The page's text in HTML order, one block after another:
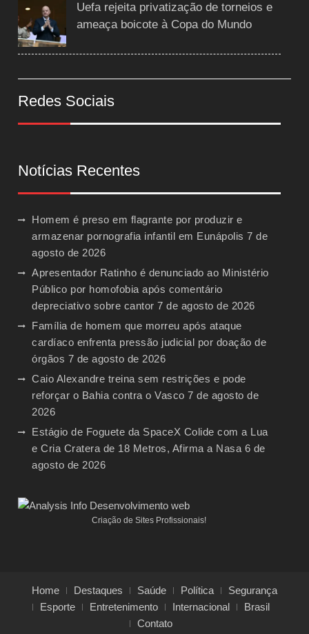
Uefa rejeita privatização de torneios e
ameaça boicote à Copa do Mundo
Redes Sociais
Notícias Recentes
Homem é preso em flagrante por produzir e
armazenar pornografia infantil em Eunápolis 7 de
agosto de 2026
Apresentador Ratinho é denunciado ao Ministério
Público por homofobia após comentário
depreciativo sobre cantor 7 de agosto de 2026
Família de homem que morreu após ataque
cardíaco enfrenta pressão judicial por doação de
órgãos 7 de agosto de 2026
Caio Alexandre treina sem restrições e pode
reforçar o Bahia contra o Vasco 7 de agosto de
2026
Estágio de Foguete da SpaceX Colide com a Lua
e Cria Cratera de 18 Metros, Afirma a Nasa 6 de
agosto de 2026
Criação de Sites Profissionais!
Home Destaques Saúde Política
Segurança
Esporte
Entretenimento Internacional
Brasil
Contato